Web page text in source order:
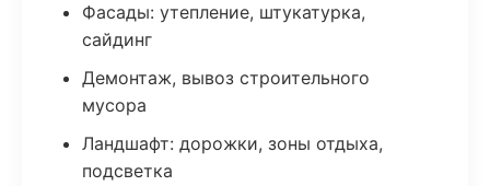
Фасады: утепление, штукатурка,
сайдинг
Демонтаж, вывоз строительного
мусора
Ландшафт: дорожки, зоны отдыха,
подсветка